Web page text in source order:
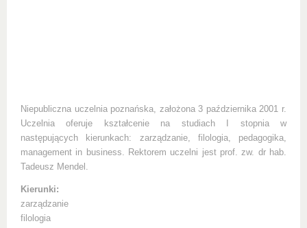
Niepubliczna uczelnia poznańska, założona 3 października 2001 r.
Uczelnia oferuje kształcenie na studiach I stopnia w
następujących kierunkach: zarządzanie, filologia, pedagogika,
management in business. Rektorem uczelni jest prof. zw. dr hab.
Tadeusz Mendel.
Kierunki:
zarządzanie
filologia